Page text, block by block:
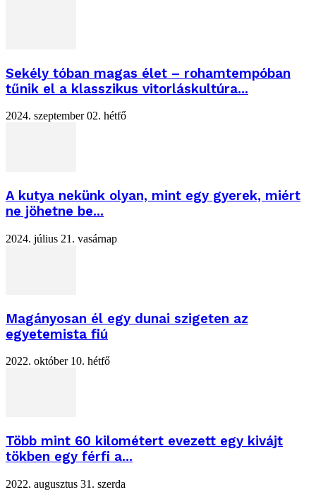
Sekély tóban magas élet – rohamtempóban
tűnik el a klasszikus vitorláskultúra...
2024. szeptember 02. hétfő
A kutya nekünk olyan, mint egy gyerek, miért
ne jöhetne be...
2024. július 21. vasárnap
Magányosan él egy dunai szigeten az
egyetemista fiú
2022. október 10. hétfő
Több mint 60 kilométert evezett egy kivájt
tökben egy férfi a...
2022. augusztus 31. szerda